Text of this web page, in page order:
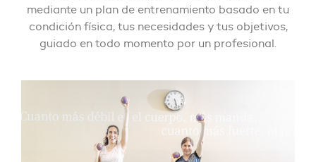
mediante un plan de entrenamiento basado en tu
condición física, tus necesidades y tus objetivos,
guiado en todo momento por un profesional.